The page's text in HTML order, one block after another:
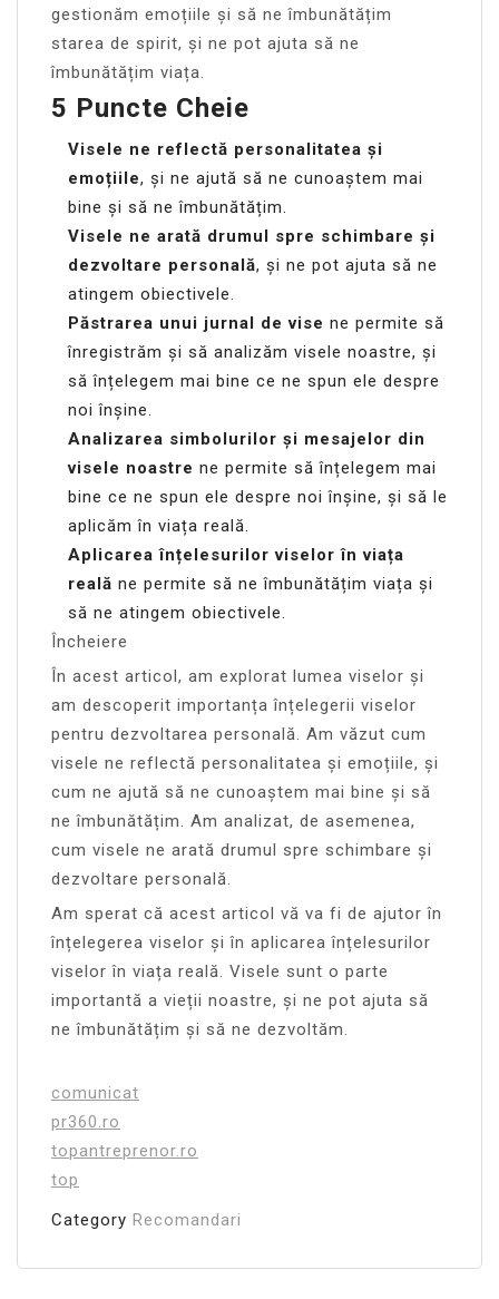
gestionăm emoțiile și să ne îmbunătățim
starea de spirit, și ne pot ajuta să ne
îmbunătățim viața.
5 Puncte Cheie
Visele ne reflectă personalitatea și
emoțiile, și ne ajută să ne cunoaștem mai
bine și să ne îmbunătățim.
Visele ne arată drumul spre schimbare și
dezvoltare personală, și ne pot ajuta să ne
atingem obiectivele.
Păstrarea unui jurnal de vise ne permite să
înregistrăm și să analizăm visele noastre, și
să înțelegem mai bine ce ne spun ele despre
noi înșine.
Analizarea simbolurilor și mesajelor din
visele noastre ne permite să înțelegem mai
bine ce ne spun ele despre noi înșine, și să le
aplicăm în viața reală.
Aplicarea înțelesurilor viselor în viața
reală ne permite să ne îmbunătățim viața și
să ne atingem obiectivele.
Încheiere
În acest articol, am explorat lumea viselor și
am descoperit importanța înțelegerii viselor
pentru dezvoltarea personală. Am văzut cum
visele ne reflectă personalitatea și emoțiile, și
cum ne ajută să ne cunoaștem mai bine și să
ne îmbunătățim. Am analizat, de asemenea,
cum visele ne arată drumul spre schimbare și
dezvoltare personală.
Am sperat că acest articol vă va fi de ajutor în
înțelegerea viselor și în aplicarea înțelesurilor
viselor în viața reală. Visele sunt o parte
importantă a vieții noastre, și ne pot ajuta să
ne îmbunătățim și să ne dezvoltăm.
comunicat
pr360.ro
topantreprenor.ro
top
Category Recomandari